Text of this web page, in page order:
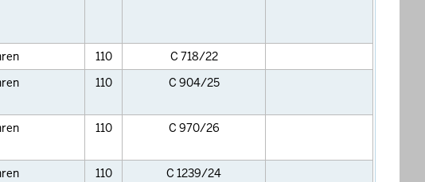
110
C 718/22
110 C 904/25
110 C 970/26
110
C 1239/24